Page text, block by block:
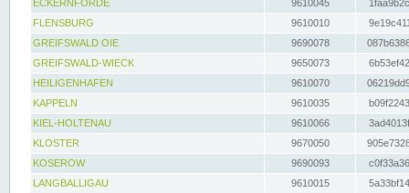
ECKERNFÖRDE
9610045
FLENSBURG
9610010
GREIFSWALD OIE
9690078
GREIFSWALD-WIECK
9650073
HEILIGENHAFEN
9610070
KAPPELN
9610035
KIEL-HOLTENAU
9610066
KLOSTER
9670050
KOSEROW
9690093
LANGBALLIGAU
9610015